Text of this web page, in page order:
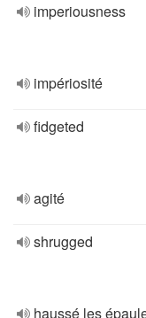
imperiousness
impériosité
fidgeted
agité
shrugged
haussé les